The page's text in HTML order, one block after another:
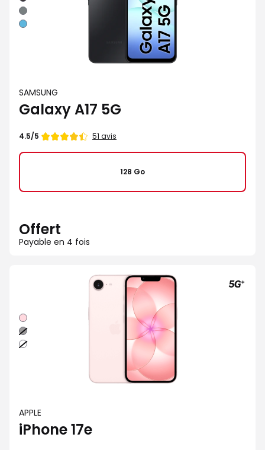
Bleu
SAMSUNG
Galaxy A17 5G
Note
4.5/5 51 avis
128 Go
Offert
Payable en 4 fois
Rose
Noir
Blanc
APPLE
iPhone 17e